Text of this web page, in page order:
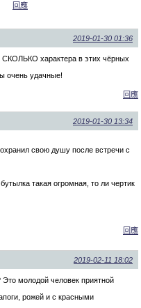
回應
2019-01-30 01:36
характера в этих чёрных
очень удачные!
回應
2019-01-30 13:34
свою душу после встречи с
такая огромная, то ли чертик
回應
2019-02-11 18:02
Это молодой человек приятной
рожей и с красными